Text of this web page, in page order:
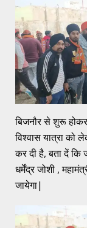
बिजनौर से शुरू
विश्वास यात्रा को
कर दी है, बता दें कि
धर्मेंद्र जोशी ,
जायेगा|